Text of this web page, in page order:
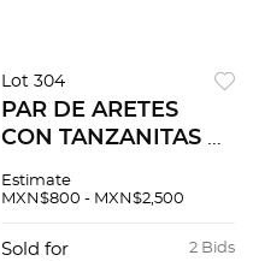
Lot 304
PAR DE ARETES
CON TANZANITAS Y
PLATA .925 Aretes de
Tamaño: 1.5 cm x 1.0
Estimate
MXN$800 - MXN$2,500
2 Bids
Sold for